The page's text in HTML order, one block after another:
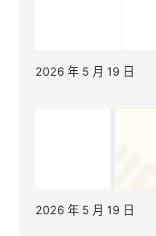
2026 年 5 月 19 日
2026 年 5 月 19 日